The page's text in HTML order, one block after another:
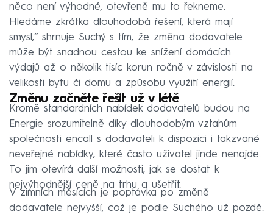
něco není výhodné, otevřeně mu to řekneme.
Hledáme zkrátka dlouhodobá řešení, která mají
smysl,“ shrnuje Suchý s tím, že změna dodavatele
může být snadnou cestou ke snížení domácích
výdajů až o několik tisíc korun ročně v závislosti na
velikosti bytu či domu a způsobu využití energií.
Změnu začněte řešit už v létě
Kromě standardních nabídek dodavatelů budou na
Energie srozumitelně díky dlouhodobým vztahům
společnosti encall s dodavateli k dispozici i takzvané
neveřejné nabídky, které často uživatel jinde nenajde.
To jim otevírá další možnosti, jak se dostat k
nejvýhodnější ceně na trhu a ušetřit.
V zimních měsících je poptávka po změně
dodavatele nejvyšší, což je podle Suchého už pozdě.